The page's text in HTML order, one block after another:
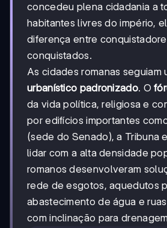
concedeu plena cidadania a
habitantes livres do império,
diferença entre
conquistados.
As cidades romanas seguiam
urbanístico padronizado. O
da vida política, religiosa e
por edifícios importantes
(sede do Senado), a Tribuna
lidar com a alta densidade
romanos desenvolveram
rede de esgotos, aquedutos
abastecimento de água e
com inclinação para